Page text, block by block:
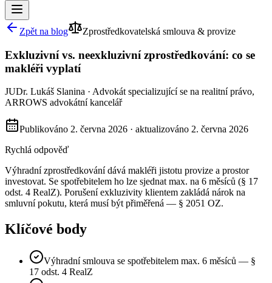
Zpět na blog Zprostředkovatelská smlouva & provize
Exkluzivní vs. neexkluzivní zprostředkování: co se
makléři vyplatí
JUDr. Lukáš Slanina · Advokát specializující se na realitní právo,
ARROWS advokátní kancelář
Publikováno 2. června 2026 · aktualizováno 2. června 2026
Rychlá odpověď
Výhradní zprostředkování dává makléři jistotu provize a prostor
investovat. Se spotřebitelem ho lze sjednat max. na 6 měsíců (§ 17
odst. 4 RealZ). Porušení exkluzivity klientem zakládá nárok na
smluvní pokutu, která musí být přiměřená — § 2051 OZ.
Klíčové body
Výhradní smlouva se spotřebitelem max. 6 měsíců — §
17 odst. 4 RealZ